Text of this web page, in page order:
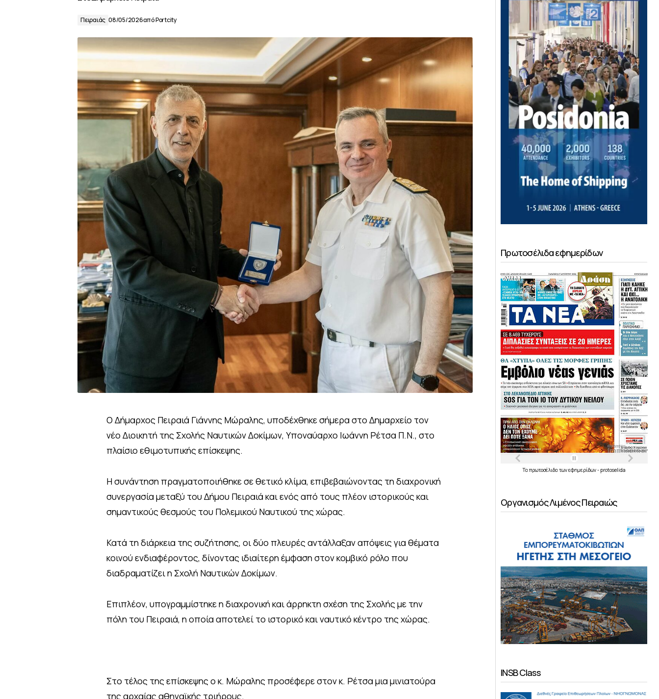
Πειραιάς 08/05/2026απόPortcity
Ο Δήμαρχος Πειραιά Γιάννης Μώραλης, υποδέχθηκε σήμερα στο Δημαρχείο τον
νέο Διοικητή της Σχολής Ναυτικών Δοκίμων, Υποναύαρχο Ιωάννη Ρέτσα Π.Ν., στο
πλαίσιο εθιμοτυπικής επίσκεψης.
Η συνάντηση πραγματοποιήθηκε σε θετικό κλίμα, επιβεβαιώνοντας τη διαχρονική
συνεργασία μεταξύ του Δήμου Πειραιά και ενός από τους πλέον ιστορικούς και
σημαντικούς θεσμούς του Πολεμικού Ναυτικού της χώρας.
Κατά τη διάρκεια της συζήτησης, οι δύο πλευρές αντάλλαξαν απόψεις για θέματα
κοινού ενδιαφέροντος, δίνοντας ιδιαίτερη έμφαση στον κομβικό ρόλο που
διαδραματίζει η Σχολή Ναυτικών Δοκίμων.
Επιπλέον, υπογραμμίστηκε η διαχρονική και άρρηκτη σχέση της Σχολής με την
πόλη του Πειραιά, η οποία αποτελεί το ιστορικό και ναυτικό κέντρο της χώρας.
Στο τέλος της επίσκεψης ο κ. Μώραλης προσέφερε στον κ. Ρέτσα μια μινιατούρα
της αρχαίας αθηναϊκής τριήρους.
Πρωτοσέλιδα εφημερίδων
Τα πρωτοσέλιδα τωνεφημερίδων- protoselida
Οργανισμός Λιμένος Πειραιώς
INSB Class